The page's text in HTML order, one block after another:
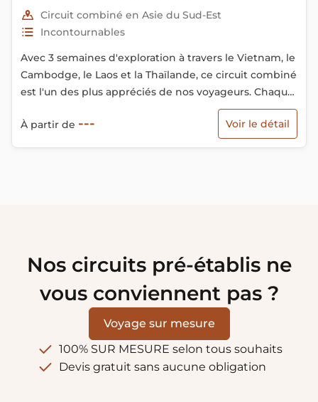
Circuit combiné en Asie du Sud-Est
Incontournables
Avec 3 semaines d'exploration à travers le Vietnam, le
Cambodge, le Laos et la Thaïlande, ce circuit combiné
est l'un des plus appréciés de nos voyageurs. Chaque
pays offre une atmosphère unique : le Vietnam séduit
par ses paysages variés et ses rizières en terrasses, le
Cambodge impressionne par les temples d'Angkor,
À partir de --- Voir le détail
Nos circuits pré-établis ne
vous conviennent pas ?
Voyage sur mesure
100% SUR MESURE selon tous souhaits
Devis gratuit sans aucune obligation